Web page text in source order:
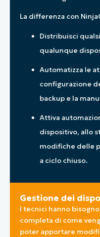
La differenza con
Distribuisci
qualunque
Automatizza le
configurazione
backup e la
Attiva
dispositivo, allo
modifiche delle
a ciclo chiuso.
Gestione dei
I tecnici hanno
completa di come
poter apportare